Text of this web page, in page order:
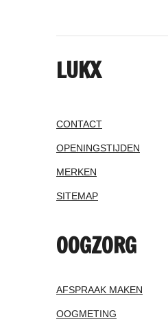
LUKX
CONTACT
OPENINGSTIJDEN
MERKEN
SITEMAP
OOGZORG
AFSPRAAK MAKEN
OOGMETING